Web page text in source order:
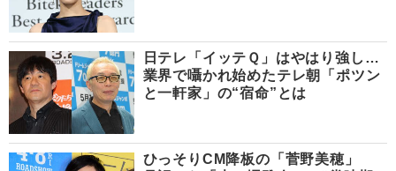
日テレ「イッテＱ」はやはり強し…
業界で囁かれ始めたテレ朝「ポツン
と一軒家」の“宿命”とは
ひっそりCM降板の「菅野美穂」